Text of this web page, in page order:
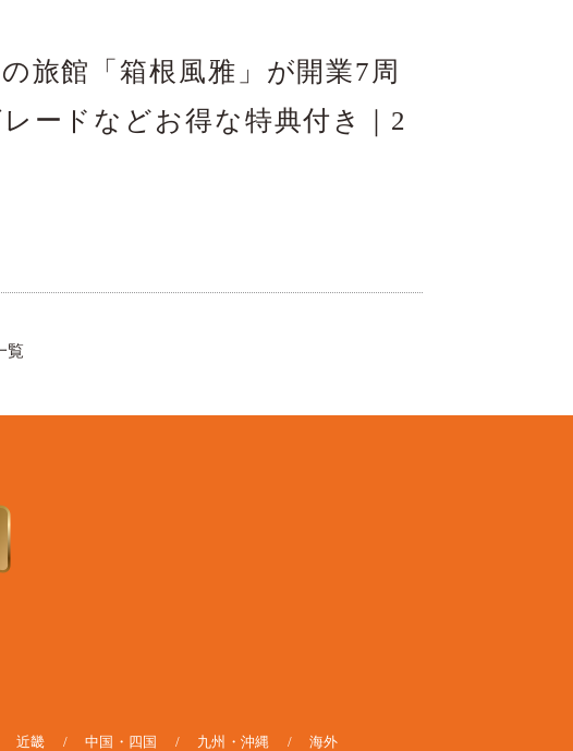
旅館「箱根風雅」が開業7周
ードなどお得な特典付き｜2
覧
近畿 中国・四国 九州・沖縄 海外